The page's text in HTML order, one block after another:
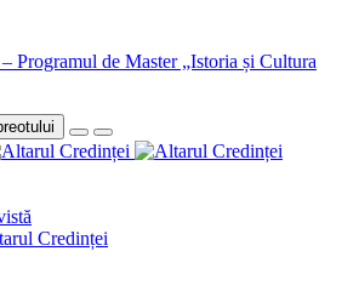
Programul de Master „Istoria și Cultura
Credinței